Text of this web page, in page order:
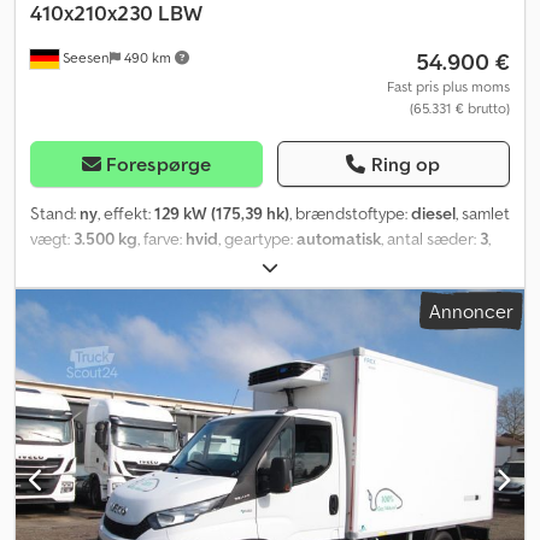
Seesen 490 km
410x210x230 LBW
54.900 €
Fast pris plus moms
(65.331 € brutto)
Forespørge Ring op
Stand: ny, effekt:129 kW (175,39 hk), brændstoftype:diesel, samlet
vægt: 3.500 kg, farve: hvid, geartype:automatisk, antal sæder: 3,
, læsningsbredde:
lastepladshøjde:2.300 mm, Udstyr:ABS, bagklap med lift,
centrallås, elektronisk stabilitetsprogram (ESP), klimaanlæg,
navigationssystem, sodfilter
, IVECO Daily 35S18HA8/P med
kasseopbygning og lift, ny køretøj: * Uden registrering * Tyske
papirer * EURO VI E * 8-trins automatgear * Komfortsæde til fører,
affjedret * Radio med Bluetooth (håndfri funktion),
navigationssystem * LED-forlygter/dagkørelys * Tågelygter *
Fabriks-luftaffjedring på bagakslen * Multifunktionsrat *
Tagskærm og sidelister * Bakkamera * 90 l tank *
Kasseopbygning, hvid * L x B x H = 410 x 210 x 230 cm (indre mål) *
Annoncer